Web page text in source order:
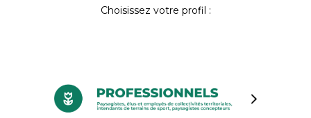
Choisissez votre profil :